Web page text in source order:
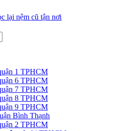
1 TPHCM
6 TPHCM
7 TPHCM
8 TPHCM
9 TPHCM
Bình Thạnh
2 TPHCM